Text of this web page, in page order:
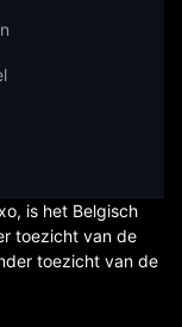
is het Belgisch
toezicht van de
toezicht van de